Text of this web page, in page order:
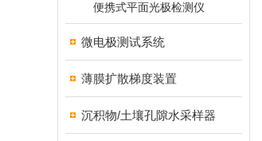
便携式平面光极检测仪
微电极测试系统
薄膜扩散梯度装置
沉积物/土壤孔隙水采样器